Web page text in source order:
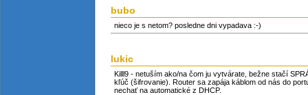
bubo
nieco je s netom? posledne dni vypadava :-)
lukic
Killl9 - netuším ako/na čom ju vytvárate, bežne stačí
kľúč (šifrovanie). Router sa zapája káblom od nás do
nechať na automatické z DHCP.